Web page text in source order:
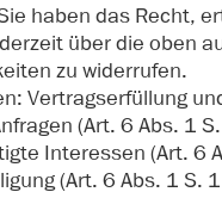
haben das Recht,
über die oben
zu widerrufen.
Vertragserfüllung
(Art. 6 Abs. 1
Interessen (Art. 6
(Art. 6 Abs. 1 S.